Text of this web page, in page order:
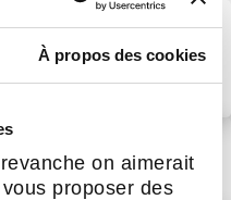
À propos des cookies
on aimerait
proposer des
: France 3
de notre
à Evreux :
Claudic